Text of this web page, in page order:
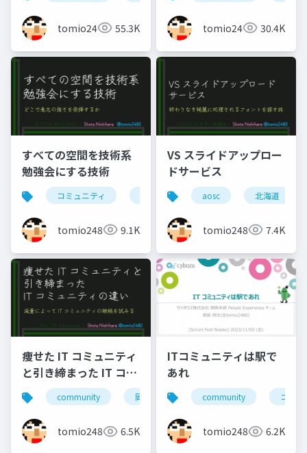
tomio2480 55.3K tomio2480 30.4K
すべての空間を技術系
勉強会にする技術
コミュニティ 北海道 東京
tomio2480 9.1K
VS スライドアップロー
ドサービス
aosc 北海道
tomio2480 7.4K
痩せた IT コミュニティ
と引き締まった IT コミ
ュニティの違い
community 岡山 北海道 旭川
tomio2480 6.5K
ITコミュニティは駅で
あれ
community コミ
tomio2480 6.2K